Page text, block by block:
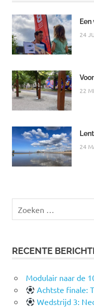
24
22
24
naar:
RECENTE
Modulair naar de
Achtste finale:
Wedstrijd 3: